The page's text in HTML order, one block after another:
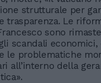
strutturale per
trasparenza. Le
sono
scandali economici,
le problematiche
all’interno della